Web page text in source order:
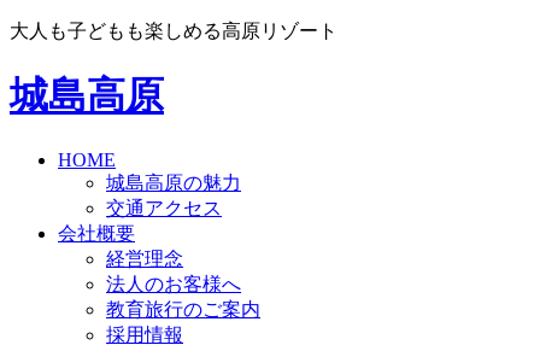
大人も子どもも楽しめる高原リゾート
城島高原
HOME
城島高原の魅力
交通アクセス
会社概要
経営理念
法人のお客様へ
教育旅行のご案内
採用情報